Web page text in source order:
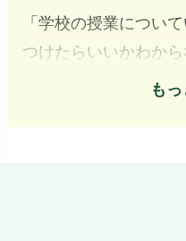
「学校の授業につい
つけたらいいかわから
──お子様の学習につ
も